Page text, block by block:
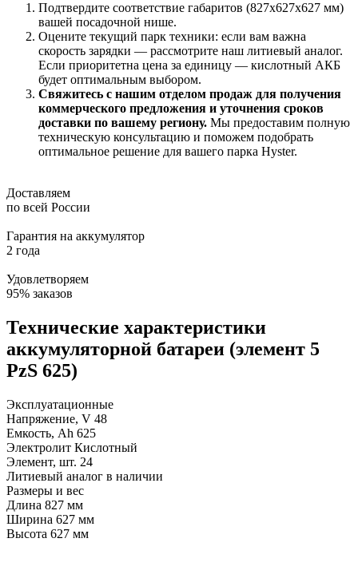
Подтвердите соответствие габаритов (827x627x627 мм)
вашей посадочной нише.
Оцените текущий парк техники: если вам важна
скорость зарядки — рассмотрите наш литиевый аналог.
Если приоритетна цена за единицу — кислотный АКБ
будет оптимальным выбором.
Свяжитесь с нашим отделом продаж для получения
коммерческого предложения и уточнения сроков
доставки по вашему региону. Мы предоставим полную
техническую консультацию и поможем подобрать
оптимальное решение для вашего парка Hyster.
Доставляем
по всей России
Гарантия на аккумулятор
2 года
Удовлетворяем
95% заказов
Технические характеристики
аккумуляторной батареи (элемент 5
PzS 625)
Эксплуатационные
Напряжение, V 48
Емкость, Ah 625
Электролит Кислотный
Элемент, шт. 24
Литиевый аналог в наличии
Размеры и вес
Длина 827 мм
Ширина 627 мм
Высота 627 мм